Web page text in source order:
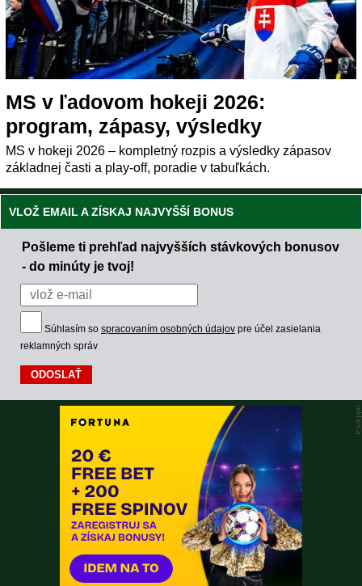
MS v ľadovom hokeji 2026:
program, zápasy, výsledky
MS v hokeji 2026 – kompletný rozpis a výsledky zápasov
základnej časti a play-off, poradie v tabuľkách.
VLOŽ EMAIL A ZÍSKAJ NAJVYŠŠÍ BONUS
Pošleme ti prehľad najvyšších stávkových bonusov
- do minúty je tvoj!
Súhlasím so spracovaním osobných údajov pre účel zasielania
reklamných správ